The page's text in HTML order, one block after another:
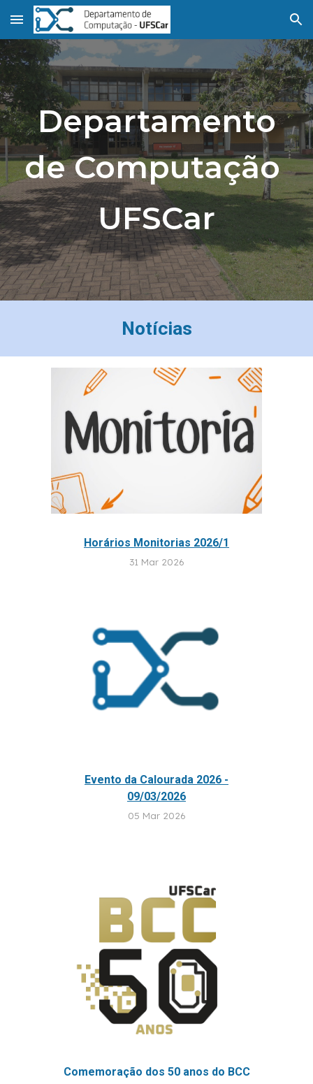
Skip to main content Skip to navigation
Departamento
de Computação
UFSCar
Notícias
Horários Monitorias 2026/1
31Mar 2026
Evento da Calourada 2026 -
09/03/2026
05 Mar 2026
Comemoração dos 50 anos do BCC